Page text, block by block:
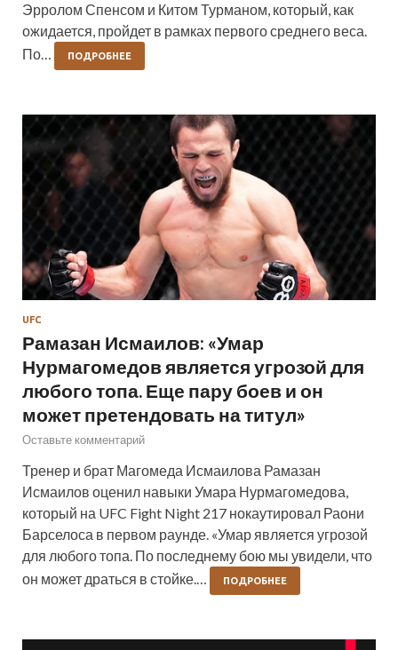
Эрролом Спенсом и Китом Турманом, который, как
ожидается, пройдет в рамках первого среднего веса.
По…
ПОДРОБНЕЕ
UFC
Рамазан Исмаилов: «Умар
Нурмагомедов является угрозой для
любого топа. Еще пару боев и он
может претендовать на титул»
Оставьте комментарий
Тренер и брат Магомеда Исмаилова Рамазан
Исмаилов оценил навыки Умара Нурмагомедова,
который на UFC Fight Night 217 нокаутировал Раони
Барселоса в первом раунде. «Умар является угрозой
для любого топа. По последнему бою мы увидели, что
он может драться в стойке.…
ПОДРОБНЕЕ